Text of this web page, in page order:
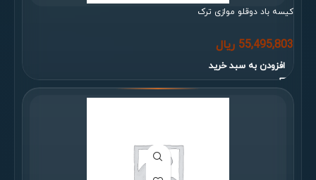
کیسه باد دوقلو موازی ترک
55,495,803 ریال
افزودن به سبد خرید